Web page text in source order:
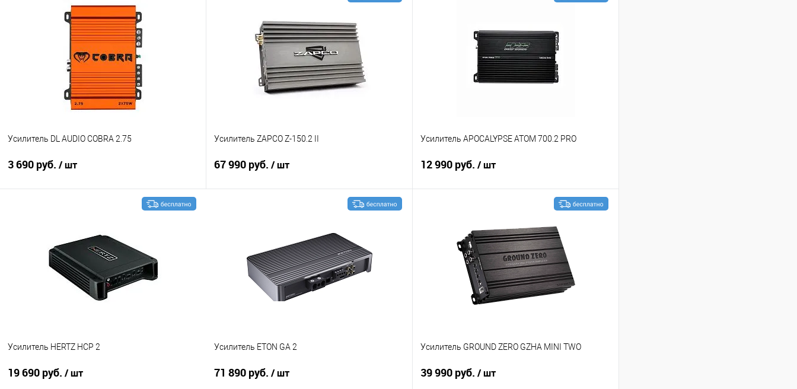
Усилитель DL AUDIO COBRA 2.75
3 690 руб. / шт
Сравнение В избранное
Усилитель ZAPCO Z-150.2 II
67 990 руб. / шт
В избранное
Усилитель APOCALYPSE ATOM 700.2 PRO
12 990 руб. / шт
Сравнение В избранное
Усилитель HERTZ HCP 2
19 690 руб. / шт
Усилитель ETON GA 2
71 890 руб. / шт
Усилитель GROUND ZERO GZHA MINI TWO
39 990 руб. / шт